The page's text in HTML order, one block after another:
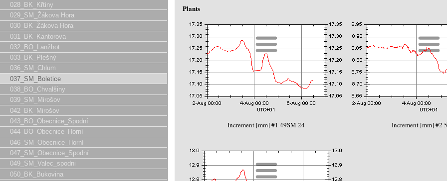
028_BK_Křtiny
029_SM_Žákova Hora
030_BK_Žákova Hora
031_BK_Kantorova
032_BO_Lanžhot
033_BK_Plešný
036_SM_Chlum
037_SM_Boletice
038_BO_Chvalšiny
039_SM_Mirošov
042_BK_Mirošov
043_BO_Obecnice_Spodní
044_BO_Obecnice_Horní
046_SM_Obecnice_Horní
047_SM_Obecnice_Spodní
049_SM_Valec_spodni
050_BK_Bukovina
Plants
Increment [mm] #1 49SM 24 Increment [mm] #2